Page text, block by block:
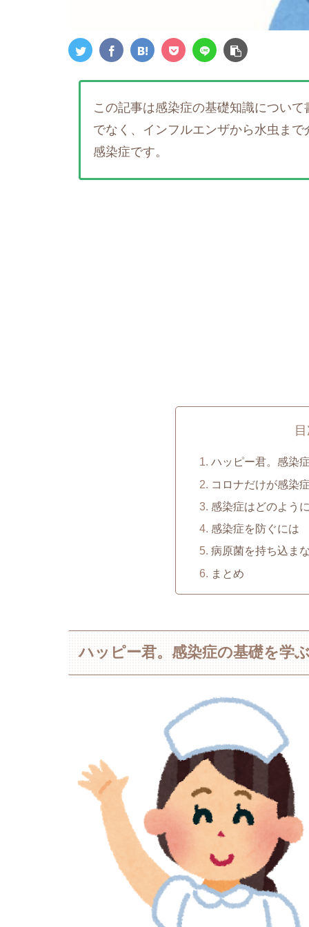
この記事は感染症の基礎知識につい
でなく、インフルエンザから水虫ま
感染症です。
ハッピー君。感染
コロナだけが感染
感染症はどのよう
感染症を防ぐには
病原菌を持ち込ま
まとめ
ハッピー君。感染症の基礎を学